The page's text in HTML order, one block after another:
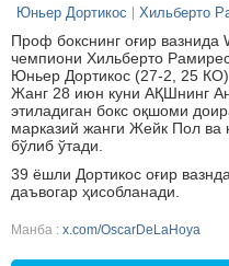
Юньер Дортикос Хильберто
Проф бокснинг оғир вазнида
чемпиони Хильберто
Юньер Дортикос (27-2, 25 КО)
Жанг 28 июн куни АҚШнинг
этиладиган бокс оқшоми
марказий жанги Жейк Пол ва
бўлиб ўтади.
39 ёшли Дортикос оғир
даъвогар ҳисобланади.
Манба : x.com/OscarDeLaHoya